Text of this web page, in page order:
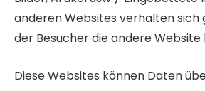
anderen Websites verhalten sich
der Besucher die andere
Diese Websites können Daten